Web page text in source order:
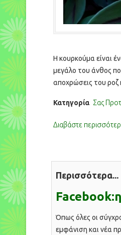
Η κουρκούμα είναι
μεγάλο του άνθος
αποχρώσεις του ροζ
Κατηγορία Σας
Διαβάστε
Περισσότερα...
Όπως όλες οι
εμφάνιση και νέα